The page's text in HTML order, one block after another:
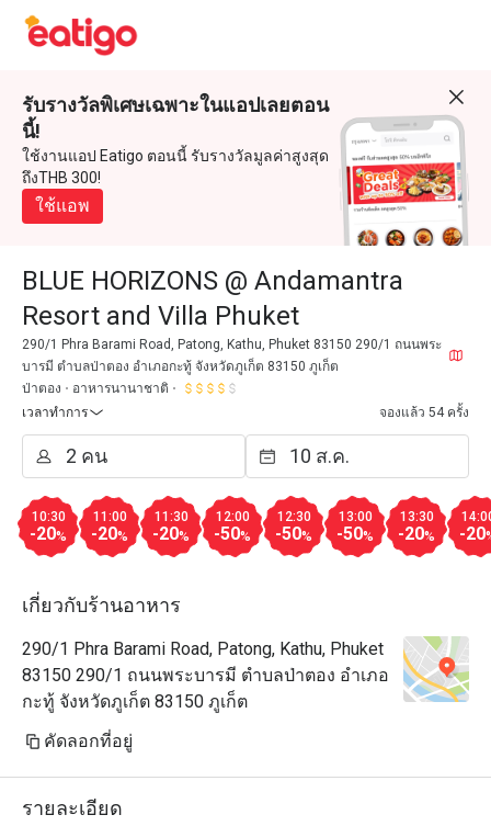
รับรางวัลพิเศษเฉพาะในแอปเลยตอน
นี้!
ใช้งานแอป Eatigo ตอนนี้ รับรางวัลมูลค่าสูงสุด
ถึงTHB 300!
ใช้แอพ
BLUE HORIZONS @ Andamantra
Resort and Villa Phuket
290/1 Phra Barami Road, Patong, Kathu, Phuket 83150 290/1 ถนนพระ
บารมี ตำบลป่าตอง อำเภอกะทู้ จังหวัดภูเก็ต 83150 ภูเก็ต
ป่าตอง
อาหารนานาชาติ
เวลาทำการ
จองแล้ว 54 ครั้ง
10:30
-20%
11:00
-20%
11:30
-20%
12:00
-50%
12:30
-50%
13:00
-50%
13:30
-20% -20
เกี่ยวกับร้านอาหาร
290/1 Phra Barami Road, Patong, Kathu, Phuket
83150 290/1 ถนนพระบารมี ตำบลป่าตอง อำเภอ
กะทู้ จังหวัดภูเก็ต 83150 ภูเก็ต
คัดลอกที่อยู่
รายละเอียด